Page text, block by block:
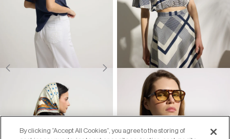
By clicking “Accept All Cookies”, you agree to the storing of